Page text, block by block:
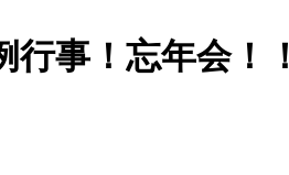
行事！忘年会！！